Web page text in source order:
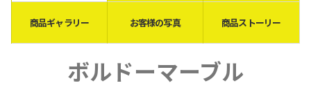
商品ギャラリー お客様の写真 商品ストーリー
ボルドーマーブル